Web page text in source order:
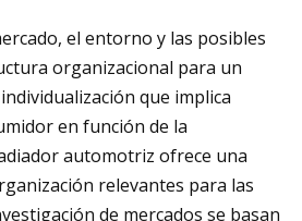
el entorno y las posibles
organizacional para un
que implica
en función de la
automotriz ofrece una
relevantes para las
de mercados se basan